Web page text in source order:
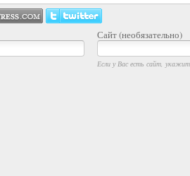
Сайт (необязательно)
Если у Вас есть сайт,